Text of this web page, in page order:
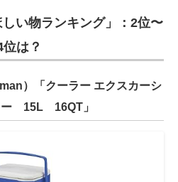
い物ランキング」：2位〜
位は？
）「クーラー エクスカーシ
ー 15L 16QT」